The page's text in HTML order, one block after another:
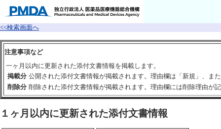
<<検索画面へ
注意事項など
一ヶ月以内に更新された添付文書情報を掲載します。
掲載分 公開された添付文書情報が掲載されます。理由欄は「新規」、ま
削除分 削除された添付文書情報が掲載されます。理由欄には削除理由が
１ヶ月以内に更新された添付文書情報